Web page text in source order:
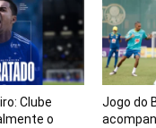
Clube
o
Jogo do